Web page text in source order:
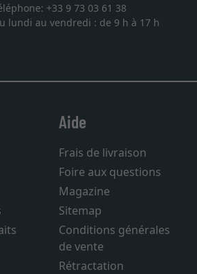
+33 9 73 03 61 38
lundi au vendredi : de 9 h à 17 h
Aide
Frais de livraison
Foire aux questions
Magazine
Sitemap
Conditions générales
de vente
Rétractation